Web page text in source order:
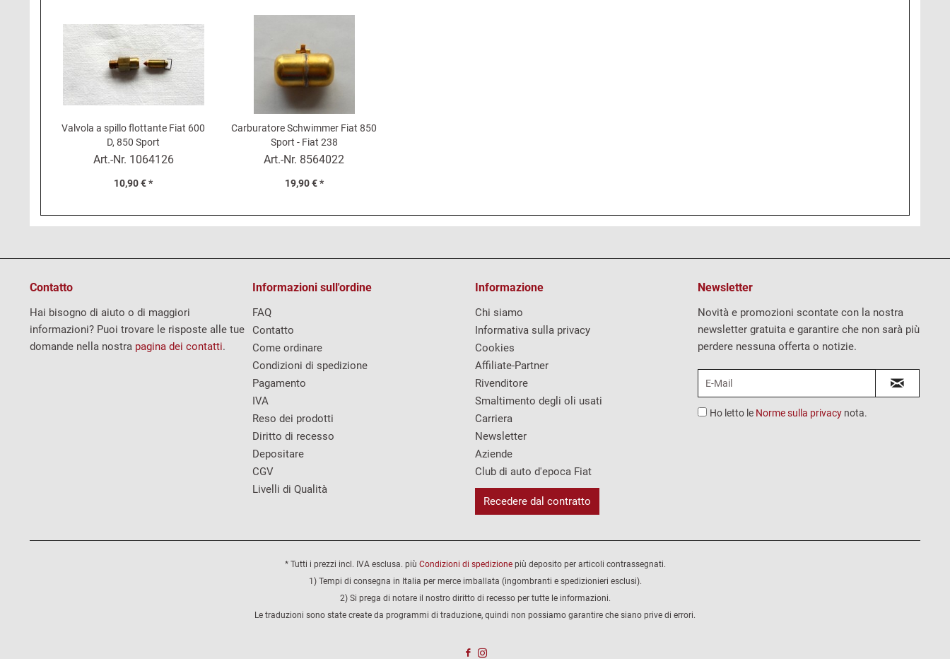
Valvola a spillo flottante Fiat 600
D, 850 Sport
Art.-Nr. 1064126
10,90 € *
Carburatore Schwimmer Fiat 850
Sport - Fiat 238
Art.-Nr. 8564022
19,90 € *
Contatto
Hai bisogno di aiuto o di maggiori
informazioni? Puoi trovare le risposte alle tue
domande nella nostra pagina dei contatti.
Informazioni sull'ordine
FAQ
Contatto
Come ordinare
Condizioni di spedizione
Pagamento
IVA
Reso dei prodotti
Diritto di recesso
Depositare
CGV
Livelli di Qualità
Informazione
Chi siamo
Informativa sulla privacy
Cookies
Affiliate-Partner
Rivenditore
Smaltimento degli oli usati
Carriera
Newsletter
Aziende
Club di auto d'epoca Fiat
Recedere dal contratto
Newsletter
Novità e promozioni scontate con la nostra
newsletter gratuita e garantire che non sarà più
perdere nessuna offerta o notizie.
Ho letto le Norme sulla privacy nota.
* Tutti i prezzi incl. IVA esclusa. più Condizioni di spedizionepiù deposito per articoli contrassegnati.
1) Tempi di consegna in Italia per merce imballata (ingombranti e spedizionieri esclusi).
2) Si prega di notare il nostro diritto di recesso per tutte le informazioni.
Le traduzioni sono state create da programmi di traduzione, quindi non possiamo garantire che siano prive di errori.